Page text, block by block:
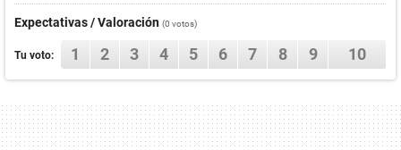
Expectativas / Valoración (0 votos)
Tu voto: 1 2 3 4 5 6 7 8 9 10